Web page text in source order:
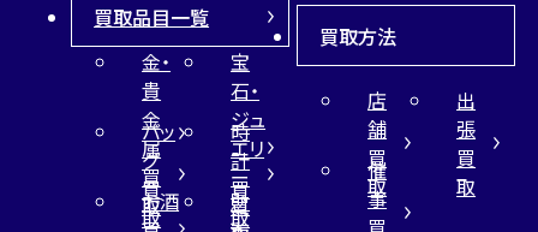
買取品目一覧
金・
貴
金
属
買
取
宝
石・
ジュ
エリ
ー
買
バッ
グ
買
取
時
計
買
取
お酒
財
買取方法
店
舗
買
取
出
張
買
取
催
事